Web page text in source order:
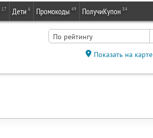
17 Дети 6 Промокоды 49 ПолучиКупон 84
По рейтингу
Показать на карте